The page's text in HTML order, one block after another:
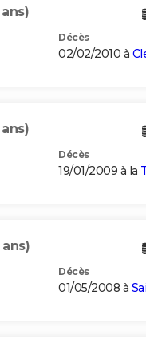
Décès
02/02/2010 à
Décès
19/01/2009 à la
Décès
01/05/2008 à